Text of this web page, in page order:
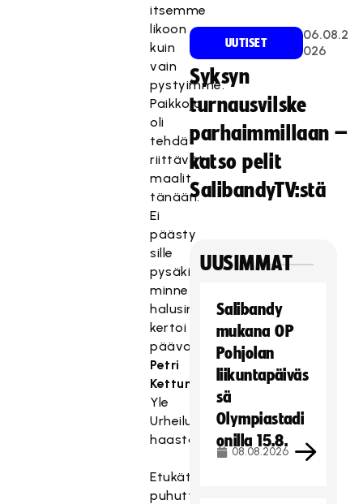
itsemme
likoon
kuin
vain
pystyimme.
Paikkoja
oli
tehdä
riittävät
maalit
tänään.
Ei
päästy
sille
pysäkille
minne
halusimme,
kertoi
päävalmentaja
Petri
Kettunen
Yle
Urheilun
haastattelussa.
Etukäteen
puhuttiin
UUTISET
06.08.2
026
Syksyn
turnausvilske
parhaimmillaan –
katso pelit
SalibandyTV:stä
UUSIMMAT
Salibandy
mukana OP
Pohjolan
liikuntapäiväs
sä
Olympiastadi
onilla 15.8.
08.08.2026